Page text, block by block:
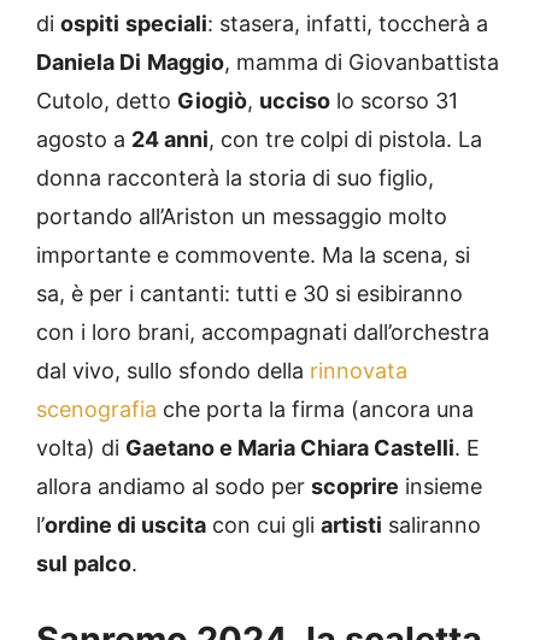
di ospiti speciali: stasera, infatti, toccherà a
Daniela Di Maggio, mamma di Giovanbattista
Cutolo, detto Giogiò, ucciso lo scorso 31
agosto a 24 anni, con tre colpi di pistola. La
donna racconterà la storia di suo figlio,
portando all’Ariston un messaggio molto
importante e commovente. Ma la scena, si
sa, è per i cantanti: tutti e 30 si esibiranno
con i loro brani, accompagnati dall’orchestra
dal vivo, sullo sfondo della rinnovata
scenografia che porta la firma (ancora una
volta) di Gaetano e Maria Chiara Castelli. E
allora andiamo al sodo per scoprire insieme
l’ordine di uscita con cui gli artisti saliranno
sul palco.